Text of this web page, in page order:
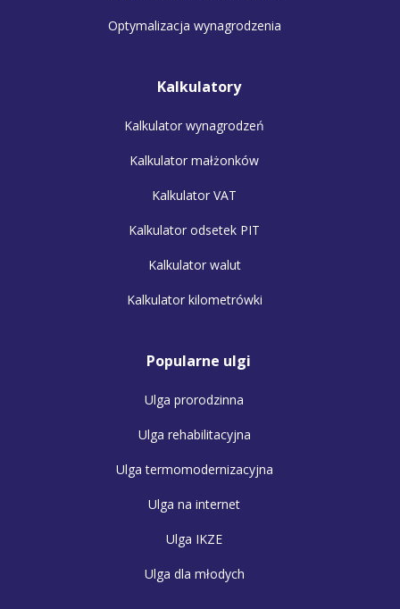
Optymalizacja wynagrodzenia
Kalkulatory
Kalkulator wynagrodzeń
Kalkulator małżonków
Kalkulator VAT
Kalkulator odsetek PIT
Kalkulator walut
Kalkulator kilometrówki
Popularne ulgi
Ulga prorodzinna
Ulga rehabilitacyjna
Ulga termomodernizacyjna
Ulga na internet
Ulga IKZE
Ulga dla młodych